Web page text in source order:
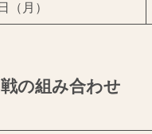
（月）
の組み合わせ